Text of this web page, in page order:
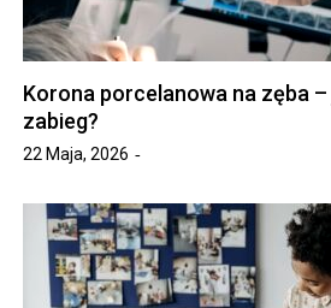
Korona porcelanowa na zęba –
zabieg?
22 Maja, 2026